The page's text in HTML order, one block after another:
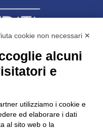
socio
23100 Sondrio
SO-36426
cookie non necessari ✕
alcuni
e
utilizziamo i cookie e
ed elaborare i dati
al sito web o la